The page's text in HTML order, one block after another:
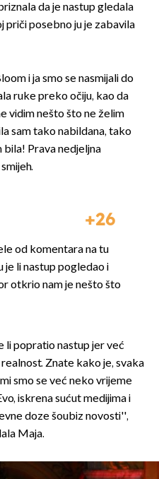
da je nastup gledala
priči posebno ju je zabavila
i ja smo se nasmijali do
ruke preko očiju, kao da
vidim nešto što ne želim
sam tako nabildana, tako
Prava nedjeljna
26
od komentara na tu
je li nastup pogledao i
otkrio nam je nešto što
li popratio nastup jer već
Znate kako je, svaka
smo se već neko vrijeme
iskrena sućut medijima i
doze šoubiz novosti'',
Maja.